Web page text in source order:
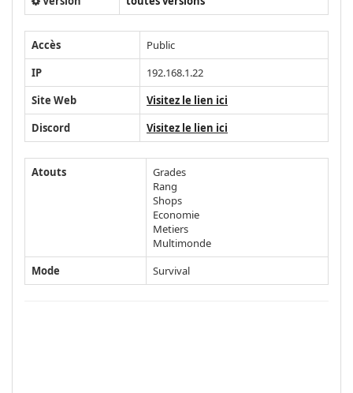
Accès
Public
IP
192.168.1.22
Site Web
Visitez le lien ici
Discord
Visitez le lien ici
Atouts
Grades
Rang
Shops
Economie
Metiers
Multimonde
Mode
Survival